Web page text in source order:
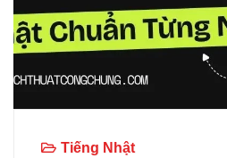
Tiếng Nhật